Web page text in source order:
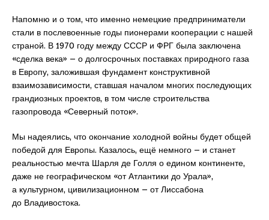
Напомню и о том, что именно немецкие предприниматели
стали в послевоенные годы пионерами кооперации с нашей
страной. В 1970 году между СССР и ФРГ была заключена
«сделка века» – о долгосрочных поставках природного газа
в Европу, заложившая фундамент конструктивной
взаимозависимости, ставшая началом многих последующих
грандиозных проектов, в том числе строительства
газопровода «Северный поток».
Мы надеялись, что окончание холодной войны будет общей
победой для Европы. Казалось, ещё немного – и станет
реальностью мечта Шарля де Голля о едином континенте,
даже не географическом «от Атлантики до Урала»,
а культурном, цивилизационном – от Лиссабона
до Владивостока.